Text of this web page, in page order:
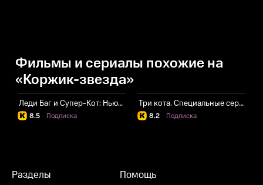
Фильмы и сериалы похожие на
«Коржик-звезда»
Леди Баг и Супер-Кот: Нью-Йорк. Союз героев
8.5 Подписка
·
Три кота. Специальные серии
8.2 Подписка
·
Разделы Помощь